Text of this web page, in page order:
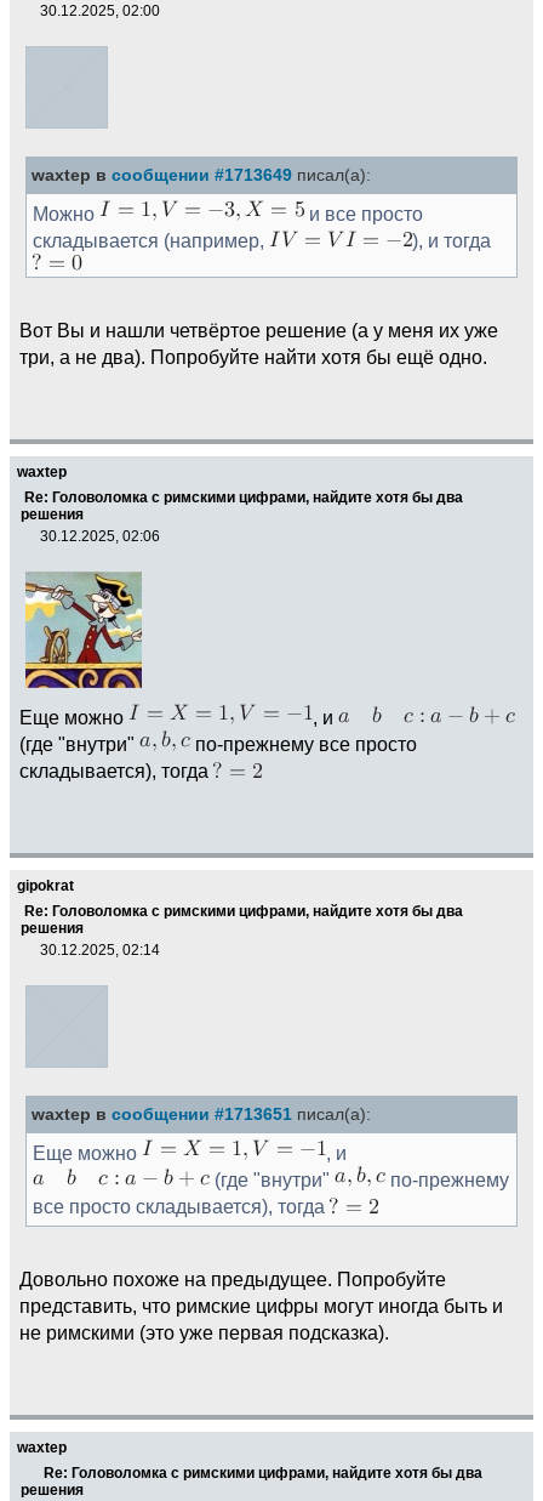
30.12.2025, 02:00
waxtep в сообщении #1713649 писал(а):
Можно
и все просто
складывается (например,
), и тогда
Вот Вы и нашли четвёртое решение (а у меня их уже
три, а не два). Попробуйте найти хотя бы ещё одно.
waxtep
Re: Головоломка с римскими цифрами, найдите хотя бы два
решения
30.12.2025, 02:06
Еще можно
, и
(где "внутри"
по-прежнему все просто
складывается), тогда
gipokrat
Re: Головоломка с римскими цифрами, найдите хотя бы два
решения
30.12.2025, 02:14
waxtep в сообщении #1713651 писал(а):
Еще можно
, и
(где "внутри"
по-прежнему
все просто складывается), тогда
Довольно похоже на предыдущее. Попробуйте
представить, что римские цифры могут иногда быть и
не римскими (это уже первая подсказка).
waxtep
Re: Головоломка с римскими цифрами, найдите хотя бы два
решения